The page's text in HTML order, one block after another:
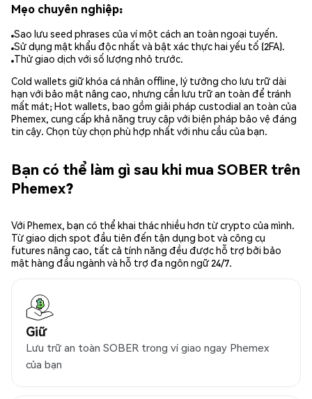
Mẹo chuyên nghiệp:
Sao lưu seed phrases của ví một cách an toàn ngoại tuyến.
Sử dụng mật khẩu độc nhất và bật xác thực hai yếu tố (2FA).
Thử giao dịch với số lượng nhỏ trước.
Cold wallets giữ khóa cá nhân offline, lý tưởng cho lưu trữ dài
hạn với bảo mật nâng cao, nhưng cần lưu trữ an toàn để tránh
mất mát; Hot wallets, bao gồm giải pháp custodial an toàn của
Phemex, cung cấp khả năng truy cập với biện pháp bảo vệ đáng
tin cậy. Chọn tùy chọn phù hợp nhất với nhu cầu của bạn.
Bạn có thể làm gì sau khi mua SOBER trên
Phemex?
Với Phemex, bạn có thể khai thác nhiều hơn từ crypto của mình.
Từ giao dịch spot đầu tiên đến tận dụng bot và công cụ
futures nâng cao, tất cả tính năng đều được hỗ trợ bởi bảo
mật hàng đầu ngành và hỗ trợ đa ngôn ngữ 24/7.
Giữ
Lưu trữ an toàn SOBER trong ví giao ngay Phemex
của bạn